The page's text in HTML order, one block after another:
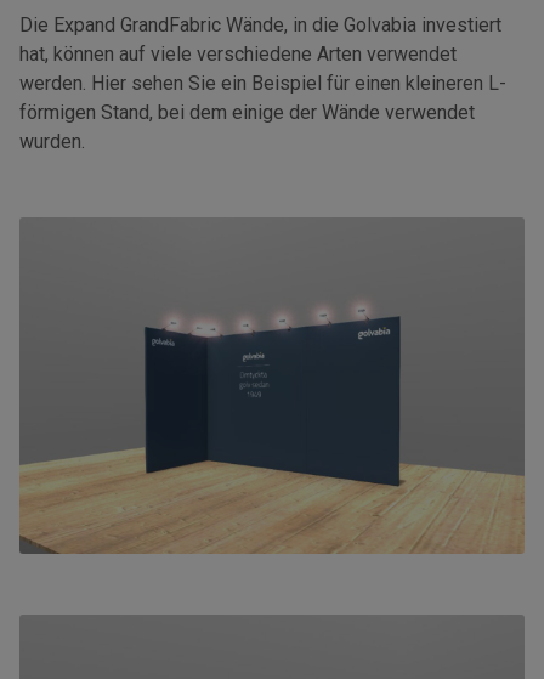
Die Expand GrandFabric Wände, in die Golvabia investiert
hat, können auf viele verschiedene Arten verwendet
werden. Hier sehen Sie ein Beispiel für einen kleineren L-
förmigen Stand, bei dem einige der Wände verwendet
wurden.